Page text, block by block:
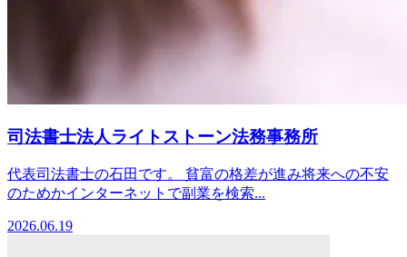
司法書士法人ライトストーン法務事務所
代表司法書士の石田です。 貧富の格差が進み将来への不安
のためかインターネットで副業を検索...
2026.06.19